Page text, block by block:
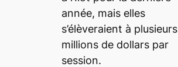
année, mais elles
s’élèveraient à plusieurs
millions de dollars par
session.